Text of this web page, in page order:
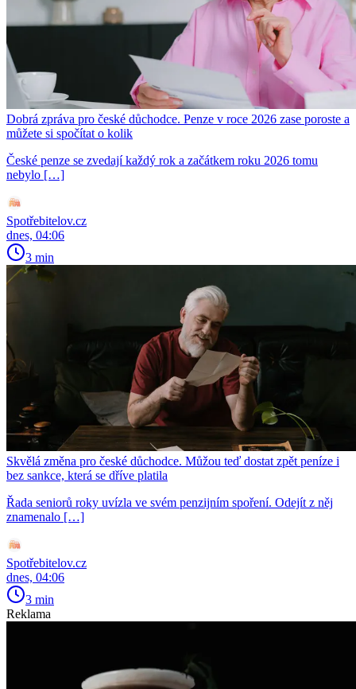
Dobrá zpráva pro české důchodce. Penze v roce 2026 zase poroste a
můžete si spočítat o kolik
České penze se zvedají každý rok a začátkem roku 2026 tomu
nebylo […]
Spotřebitelov.cz
dnes, 04:06
3 min
Skvělá změna pro české důchodce. Můžou teď dostat zpět peníze i
bez sankce, která se dříve platila
Řada seniorů roky uvízla ve svém penzijním spoření. Odejít z něj
znamenalo […]
Spotřebitelov.cz
dnes, 04:06
3 min
Reklama